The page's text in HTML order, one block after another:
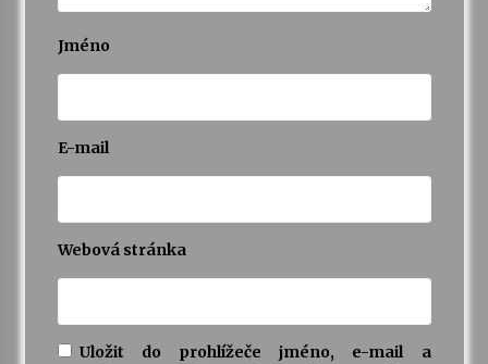
Jméno
E-mail
Webová stránka
Uložit do prohlížeče jméno, e-mail a